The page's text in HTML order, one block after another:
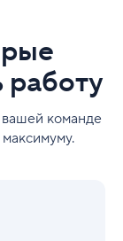
работу
команде